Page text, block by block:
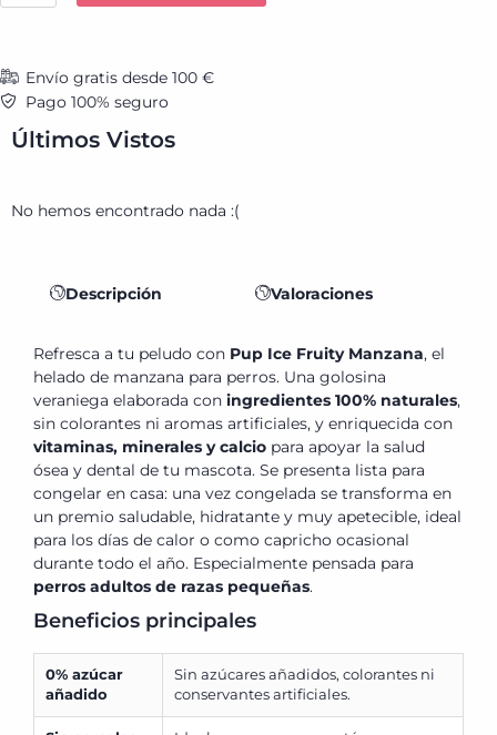
Envío gratis desde 100 €
Pago 100% seguro
Últimos Vistos
No hemos encontrado nada :(
Descripción Valoraciones
Refresca a tu peludo con Pup Ice Fruity Manzana, el
helado de manzana para perros. Una golosina
veraniega elaborada con ingredientes 100% naturales,
sin colorantes ni aromas artificiales, y enriquecida con
vitaminas, minerales y calcio para apoyar la salud
ósea y dental de tu mascota. Se presenta lista para
congelar en casa: una vez congelada se transforma en
un premio saludable, hidratante y muy apetecible, ideal
para los días de calor o como capricho ocasional
durante todo el año. Especialmente pensada para
perros adultos de razas pequeñas.
Beneficios principales
0% azúcar
añadido
Sin azúcares añadidos, colorantes ni
conservantes artificiales.